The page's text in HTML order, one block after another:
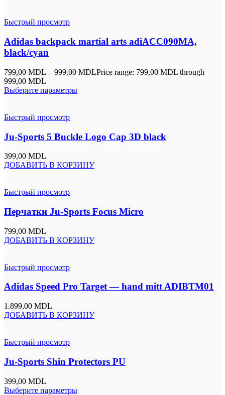
Быстрый просмотр
Adidas backpack martial arts adiACC090MA,
black/cyan
799,00 MDL – 999,00 MDLPrice range: 799,00 MDL through
999,00 MDL
Выберите параметры
Быстрый просмотр
Ju-Sports 5 Buckle Logo Cap 3D black
399,00 MDL
ДОБАВИТЬ В КОРЗИНУ
Быстрый просмотр
Перчатки Ju-Sports Focus Micro
799,00 MDL
ДОБАВИТЬ В КОРЗИНУ
Быстрый просмотр
Adidas Speed Pro Target — hand mitt ADIBTM01
1.899,00 MDL
ДОБАВИТЬ В КОРЗИНУ
Быстрый просмотр
Ju-Sports Shin Protectors PU
399,00 MDL
Выберите параметры